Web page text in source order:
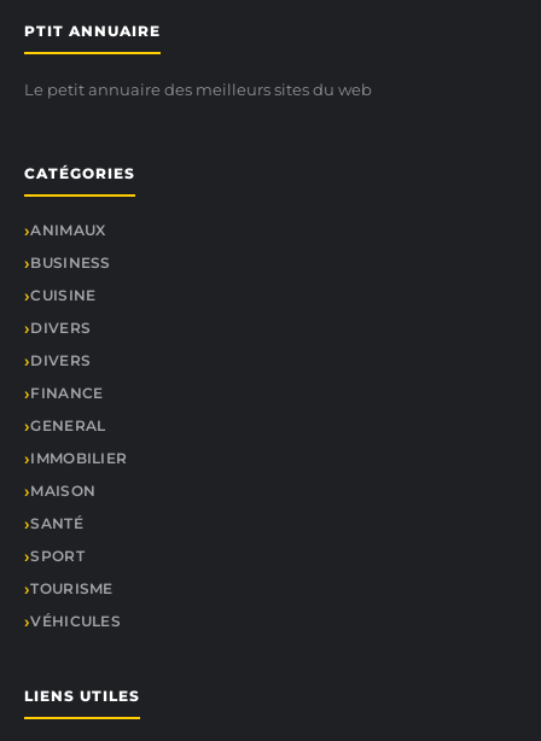
PTIT ANNUAIRE
Le petit annuaire des meilleurs sites du web
CATÉGORIES
ANIMAUX
BUSINESS
CUISINE
DIVERS
DIVERS
FINANCE
GENERAL
IMMOBILIER
MAISON
SANTÉ
SPORT
TOURISME
VÉHICULES
LIENS UTILES